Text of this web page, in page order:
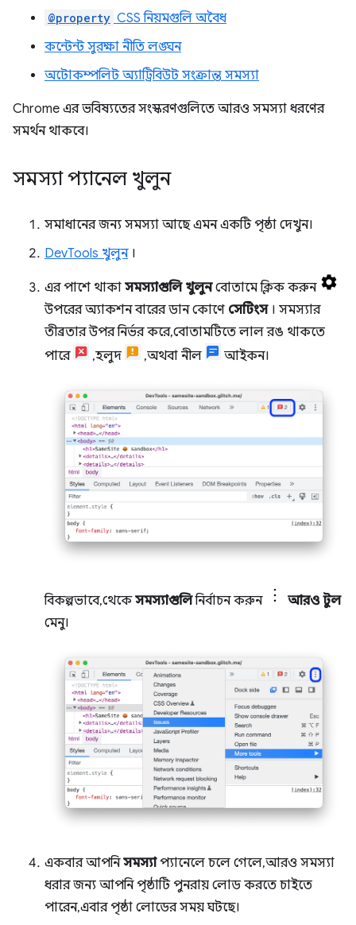
@property CSS নিয়মগুলি অবৈধ
কন্টেন্ট সুরক্ষা নীতি লঙ্ঘন
অটোকম্পলিট অ্যাট্রিবিউট সংক্রান্ত সমস্যা
Chrome এর ভবিষ্যতের সংস্করণগুলিতে আরও সমস্যা ধরণের
সমর্থন থাকবে।
সমস্যা প্যানেল খুলুন
সমাধানের জন্য সমস্যা আছে এমন একটি পৃষ্ঠা দেখুন।
DevTools খুলুন।
এর পাশে থাকা সমস্যাগুলি খুলুনবোতামে ক্লিক করুন
উপরের অ্যাকশন বারের ডান কোণে সেটিংস। সমস্যার
তীব্রতার উপর নির্ভর করে, বোতামটিতে লাল রঙ থাকতে
পারে
, হলুদ , অথবা নীল আইকন।
বিকল্পভাবে, থেকেসমস্যাগুলিনির্বাচন করুন
আরও টুল
মেনু।
একবার আপনিসমস্যাপ্যানেলে চলে গেলে, আরও সমস্যা
ধরার জন্য আপনি পৃষ্ঠাটি পুনরায় লোড করতে চাইতে
পারেন, এবার পৃষ্ঠা লোডের সময় ঘটছে।